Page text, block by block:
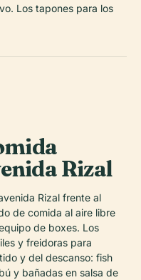
Los tapones para los
Rizal
Rizal frente al
de comida al aire libre
de boxes. Los
y freidoras para
y del descanso: fish
y bañadas en salsa de